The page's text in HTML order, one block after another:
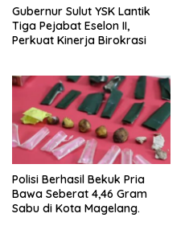
Gubernur Sulut YSK Lantik
Tiga Pejabat Eselon II,
Perkuat Kinerja Birokrasi
Polisi Berhasil Bekuk Pria
Bawa Seberat 4,46 Gram
Sabu di Kota Magelang.